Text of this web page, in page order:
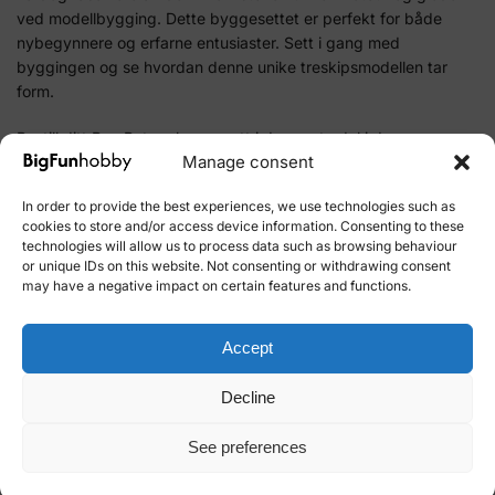
Manage consent
In order to provide the best experiences, we use technologies such as
cookies to store and/or access device information. Consenting to these
technologies will allow us to process data such as browsing behaviour
or unique IDs on this website. Not consenting or withdrawing consent
may have a negative impact on certain features and functions.
Accept
Decline
See preferences
ved modellbygging. Dette byggesettet er perfekt for både
nybegynnere og erfarne entusiaster. Sett i gang med
byggingen og se hvordan denne unike treskipsmodellen tar
form.
Bestill ditt Bon Retour byggesett i dag og ta del i den
fantastiske verden av modellbygging.
SKU: 19007
Category: Boats Artesania
Brand: Artesania